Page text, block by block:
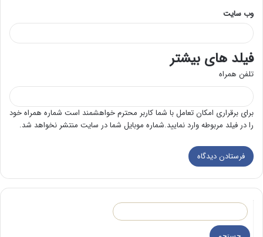
وب‌ سایت
فیلد های بیشتر
تلفن همراه
برای برقراری امکان تعامل با شما کاربر محترم خواهشمند است شماره همراه خود
را در فیلد مربوطه وارد نمایید.شماره موبایل شما در سایت منتشر نخواهد شد.